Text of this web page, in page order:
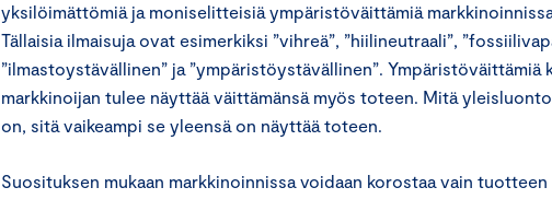
yksilöimättömiä ja moniselitteisiä ympäristöväittämiä
Tällaisia ilmaisuja ovat esimerkiksi ”vihreä”, ”hiilineutraali”,
”ilmastoystävällinen” ja ”ympäristöystävällinen”. Ympäristöväittämiä
markkinoijan tulee näyttää väittämänsä myös toteen. Mitä
on, sitä vaikeampi se yleensä on näyttää toteen.
Suosituksen mukaan markkinoinnissa voidaan korostaa vain tuotteen